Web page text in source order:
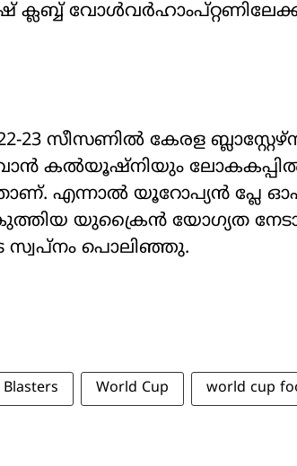
ക്ലബ്ബ്
23 സീസണിൽ കേരള
കൽയൂഷ്നിയും ലോകകപ്പിൽ
എന്നാൽ യൂറോപ്യൻ പ്ലേ
യുക്രൈൻ യോഗ്യത
പൊലിഞ്ഞു.
Blasters World Cup world cup